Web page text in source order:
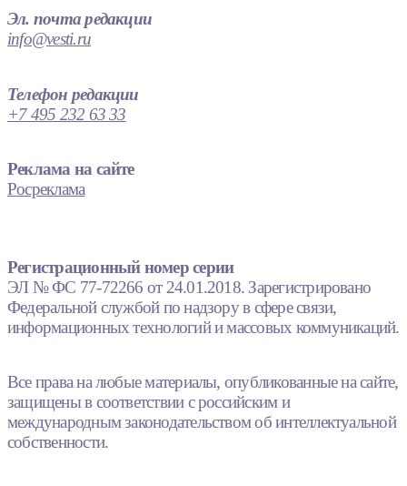
Эл. почта редакции
info@vesti.ru
Телефон редакции
+7 495 232 63 33
Реклама на сайте
Росреклама
Регистрационный номер серии
ЭЛ № ФС 77-72266 от 24.01.2018. Зарегистрировано
Федеральной службой по надзору в сфере связи,
информационных технологий и массовых коммуникаций.
Все права на любые материалы, опубликованные на сайте,
защищены в соответствии с российским и
международным законодательством об интеллектуальной
собственности.